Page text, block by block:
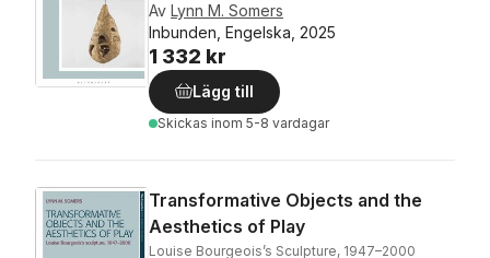
Av Lynn M. Somers
Inbunden, Engelska, 2025
1 332 kr
Lägg till
Skickas inom 5-8 vardagar
Transformative Objects and the
Aesthetics of Play
Louise Bourgeois’s Sculpture, 1947–2000